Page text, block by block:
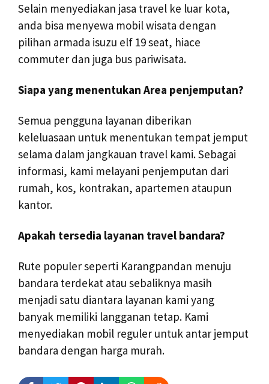
Selain menyediakan jasa travel ke luar kota,
anda bisa menyewa mobil wisata dengan
pilihan armada isuzu elf 19 seat, hiace
commuter dan juga bus pariwisata.
Siapa yang menentukan Area penjemputan?
Semua pengguna layanan diberikan
keleluasaan untuk menentukan tempat jemput
selama dalam jangkauan travel kami. Sebagai
informasi, kami melayani penjemputan dari
rumah, kos, kontrakan, apartemen ataupun
kantor.
Apakah tersedia layanan travel bandara?
Rute populer seperti Karangpandan menuju
bandara terdekat atau sebaliknya masih
menjadi satu diantara layanan kami yang
banyak memiliki langganan tetap. Kami
menyediakan mobil reguler untuk antar jemput
bandara dengan harga murah.